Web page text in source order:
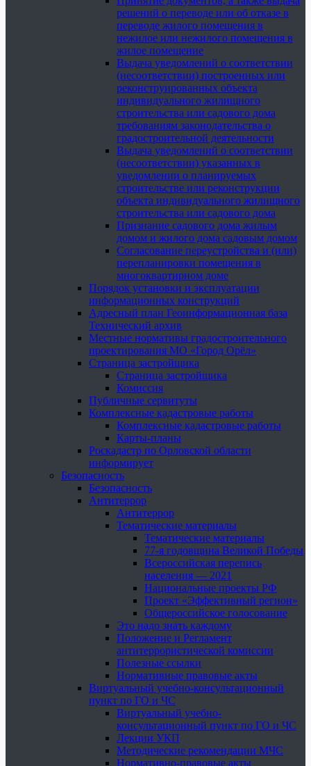
решений о переводе или об отказе в
переводе жилого помещения в
нежилое или нежилого помещения в
жилое помещение
Выдача уведомлений о соответствии
(несоответствии) построенных или
реконструированных объекта
индивидуального жилищного
строительства или садового дома
требованиям законодательства о
градостроительной деятельности
Выдача уведомлений о соответствии
(несоответствии) указанных в
уведомлении о планируемых
строительстве или реконструкции
объекта индивидуального жилищного
строительства или садового дома
Признание садового дома жилым
домом и жилого дома садовым домом
Согласование переустройства и (или)
перепланировки помещения в
многоквартирном доме
Порядок установки и эксплуатации
информационных конструкций
Адресный план Геоинформационная база
Технический архив
Местные нормативы градостроительного
проектирования МО «Город Орёл»
Страница застройщика
Страница застройщика
Комиссия
Публичные сервитуты
Комплексные кадастровые работы
Комплексные кадастровые работы
Карты-планы
Роскадастр по Орловской области
информирует
Безопасность
Безопасность
Антитеррор
Антитеррор
Тематические материалы
Тематические материалы
77-я годовщина Великой Победы
Всероссийская перепись
населения — 2021
Национальные проекты РФ
Проект «Эффективный регион»
Общероссийское голосование
Это надо знать каждому
Положение и Регламент
антитеррористической комиссии
Полезные ссылки
Нормативные правовые акты
Виртуальный учебно-консультационный
пункт по ГО и ЧС
Виртуальный учебно-
консультационный пункт по ГО и ЧС
Лекции УКП
Методические рекомендации МЧС
Нормативно-правовые акты